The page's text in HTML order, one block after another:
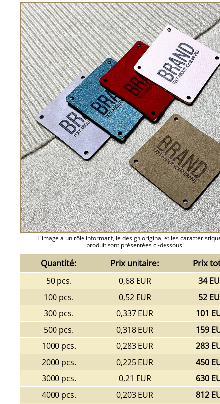
L'image a un rôle informatif, le design original et les
produit sont présentées ci-dessous!
Quantité: Prix unitaire: Prix
50 pcs. 0,68 EUR
34
100 pcs.
0,52 EUR
52
300 pcs.
0,337 EUR
101
500 pcs.
0,318 EUR
159
1000 pcs.
0,283 EUR
283
2000 pcs.
0,225 EUR
450
3000 pcs.
0,21 EUR
630
4000 pcs.
0,203 EUR
812